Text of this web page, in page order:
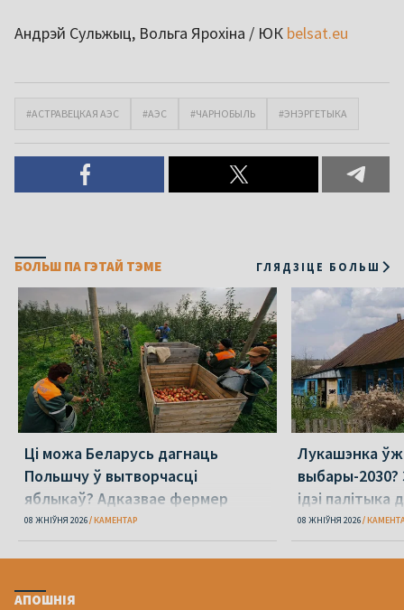
Андрэй Сульжыц, Вольга Ярохіна / ЮК belsat.eu
#АСТРАВЕЦКАЯ АЭС #АЭС #ЧАРНОБЫЛЬ #ЭНЭРГЕТЫКА
БОЛЬШ ПА ГЭТАЙ ТЭМЕ ГЛЯДЗІЦЕ БОЛЬШ
Ці можа Беларусь дагнаць
Польшчу ў вытворчасці
яблыкаў? Адказвае фермер
08 ЖНІЎНЯ 2026 КАМЕНТАР
Лукашэнка
выбары-
ідэі палітыка
08 ЖНІЎНЯ 2026
АПОШНІЯ